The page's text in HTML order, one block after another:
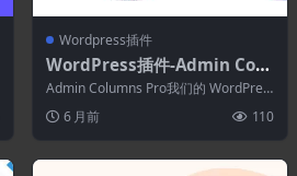
Wordpress插件
WordPress插件-Admin Colu
mns Pro 7.0.10
Admin Columns Pro我们的 WordPres
6 月前 110